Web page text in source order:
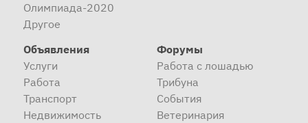
Олимпиада-2020
Другое
Объявления
Услуги
Работа
Транспорт
Недвижимость
Форумы
Работа с лошадью
Трибуна
События
Ветеринария